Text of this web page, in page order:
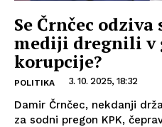
Se Črnčec odziva
mediji dregnili v
korupcije?
POLITIKA 3. 10. 2025, 18:32
Damir Črnčec, nekdanji
za sodni pregon KPK,